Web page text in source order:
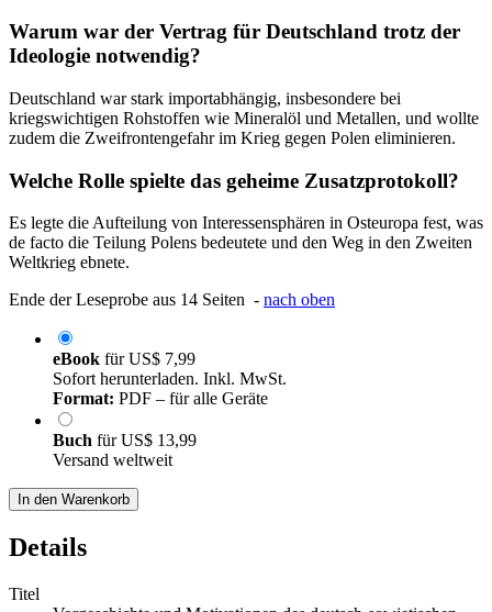
Warum war der Vertrag für Deutschland trotz der
Ideologie notwendig?
Deutschland war stark importabhängig, insbesondere bei
kriegswichtigen Rohstoffen wie Mineralöl und Metallen, und wollte
zudem die Zweifrontengefahr im Krieg gegen Polen eliminieren.
Welche Rolle spielte das geheime Zusatzprotokoll?
Es legte die Aufteilung von Interessensphären in Osteuropa fest, was
de facto die Teilung Polens bedeutete und den Weg in den Zweiten
Weltkrieg ebnete.
Ende der Leseprobe aus 14 Seiten - nach oben
eBook fürUS$ 7,99
Sofort herunterladen. Inkl. MwSt.
Format: PDF – für alle Geräte
Buch fürUS$ 13,99
Versand weltweit
In den Warenkorb
Details
Titel